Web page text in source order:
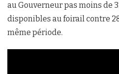
au Gouverneur pas moins de
disponibles au foirail contre
même période.